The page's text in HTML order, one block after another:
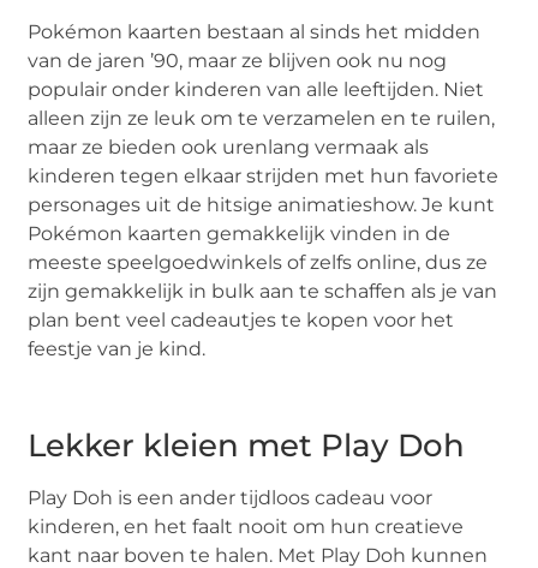
Pokémon kaarten bestaan al sinds het midden
van de jaren ’90, maar ze blijven ook nu nog
populair onder kinderen van alle leeftijden. Niet
alleen zijn ze leuk om te verzamelen en te ruilen,
maar ze bieden ook urenlang vermaak als
kinderen tegen elkaar strijden met hun favoriete
personages uit de hitsige animatieshow. Je kunt
Pokémon kaarten gemakkelijk vinden in de
meeste speelgoedwinkels of zelfs online, dus ze
zijn gemakkelijk in bulk aan te schaffen als je van
plan bent veel cadeautjes te kopen voor het
feestje van je kind.
Lekker kleien met Play Doh
Play Doh is een ander tijdloos cadeau voor
kinderen, en het faalt nooit om hun creatieve
kant naar boven te halen. Met Play Doh kunnen